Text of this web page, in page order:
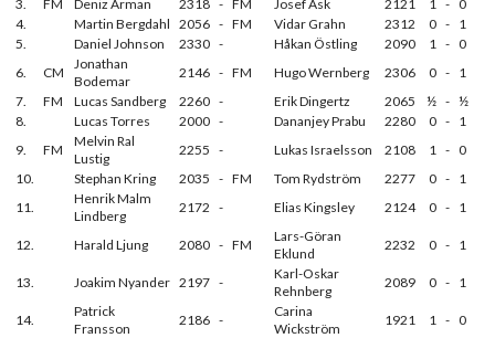
3. FM Deniz Arman 2318 - FM Josef Ask 2121 1 - 0
4.
Martin Bergdahl 2056 - FM Vidar Grahn 2312 0 - 1
5.
Daniel Johnson 2330 - Håkan Östling 2090 1 - 0
6.
CM
Jonathan
Bodemar
2146 - FM Hugo Wernberg 2306 0 - 1
7.
FM Lucas Sandberg 2260 - Erik Dingertz 2065 ½ - ½
8.
Lucas Torres 2000 - Dananjey Prabu 2280 0 - 1
9.
FM
Melvin Ral
Lustig
2255 - Lukas Israelsson 2108 1 - 0
10.
Stephan Kring 2035 - FM Tom Rydström 2277 0 - 1
11.
Henrik Malm
Lindberg
2172 - Elias Kingsley 2124 0 - 1
12. Harald Ljung 2080 - FM
Lars-Göran
Eklund
2232 0 - 1
13. Joakim Nyander 2197 -
Karl-Oskar
Rehnberg
2089 0 - 1
14.
Patrick
Fransson
2186 -
Carina
Wickström
1921 1 - 0